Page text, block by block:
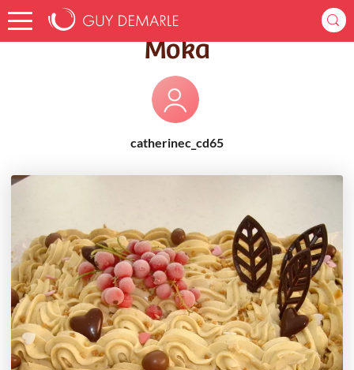
Accueil Recettes Moka
Moka
catherinec_cd65